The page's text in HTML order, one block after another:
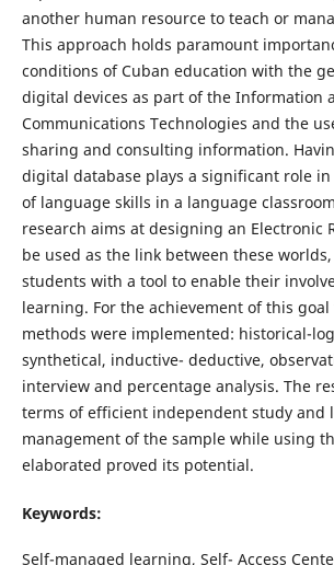
another human resource to teach or
This approach holds paramount
conditions of Cuban education with the
digital devices as part of the Information
Communications Technologies and the
sharing and consulting information.
digital database plays a significant role
of language skills in a language
research aims at designing an Electronic
be used as the link between these
students with a tool to enable their
learning. For the achievement of this
methods were implemented: historical-
synthetical, inductive- deductive,
interview and percentage analysis. The
terms of efficient independent study and
management of the sample while using
elaborated proved its potential.
Keywords:
Self-managed learning, Self- Access